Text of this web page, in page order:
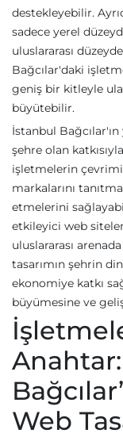
destekleyebilir.
sadece yerel
uluslararası
Bağcılar'daki
geniş bir kitleyle
büyütebilir.
İstanbul
şehre olan
işletmelerin
markalarını
etmelerini
etkileyici web
uluslararası
tasarımın şehrin
ekonomiye katkı
büyümesine ve
Web